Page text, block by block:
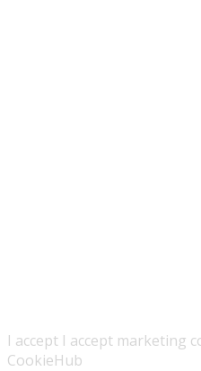
I accept I accept marketing
CookieHub